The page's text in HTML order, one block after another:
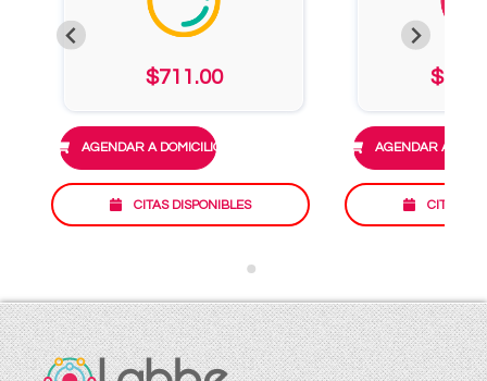
$711.00
AGENDAR A DOMICILIO
CITAS DISPONIBLES
AGENDAR A
CITAS